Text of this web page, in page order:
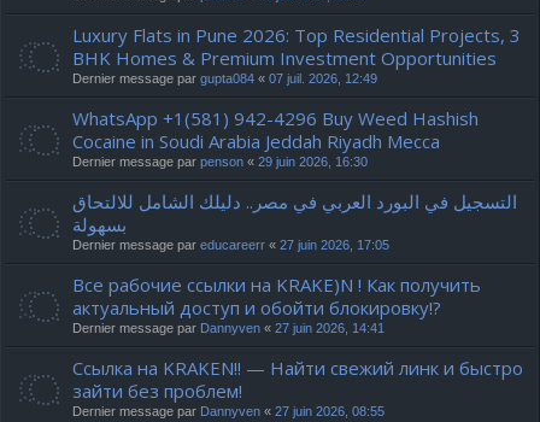
Luxury Flats in Pune 2026: Top Residential Projects, 3
BHK Homes & Premium Investment Opportunities
Dernier message par gupta084 « 07 juil. 2026, 12:49
WhatsApp +1(581) 942-4296 Buy Weed Hashish
Cocaine in Soudi Arabia Jeddah Riyadh Mecca
Dernier message par penson « 29 juin 2026, 16:30
التسجيل في البورد العربي في مصر.. دليلك الشامل للالتحاق
بسهولة
Dernier message par educareerr « 27 juin 2026, 17:05
Все рабочие ссылки на KRAKE)N ! Как получить
актуальный доступ и обойти блокировку!?
Dernier message par Dannyven « 27 juin 2026, 14:41
Ссылка на KRAKEN!! — Найти свежий линк и быстро
зайти без проблем!
Dernier message par Dannyven « 27 juin 2026, 08:55